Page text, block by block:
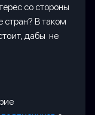
со стороны
стран? В таком
дабы не